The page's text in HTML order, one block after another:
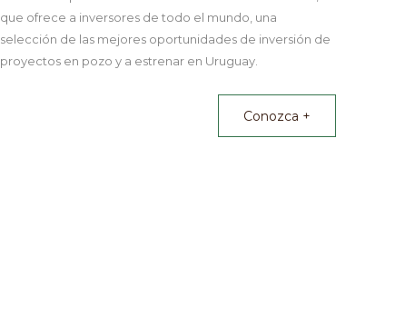
que ofrece a inversores de todo el mundo, una
selección de las mejores oportunidades de inversión de
proyectos en pozo y a estrenar en Uruguay.
Conozca +